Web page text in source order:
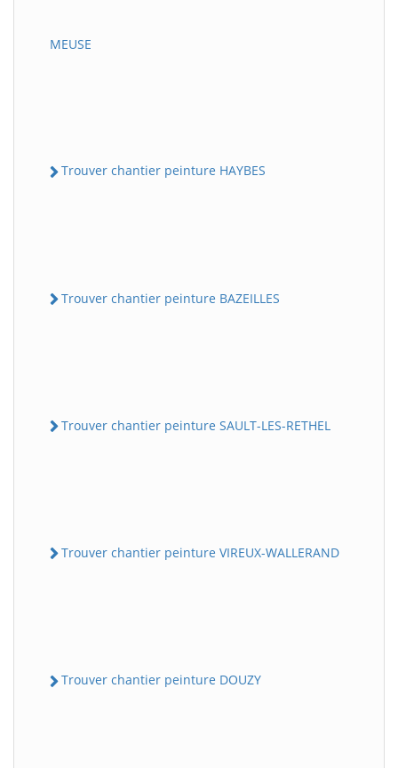
MEUSE
Trouver chantier peinture HAYBES
Trouver chantier peinture BAZEILLES
Trouver chantier peinture SAULT-LES-RETHEL
Trouver chantier peinture VIREUX-WALLERAND
Trouver chantier peinture DOUZY